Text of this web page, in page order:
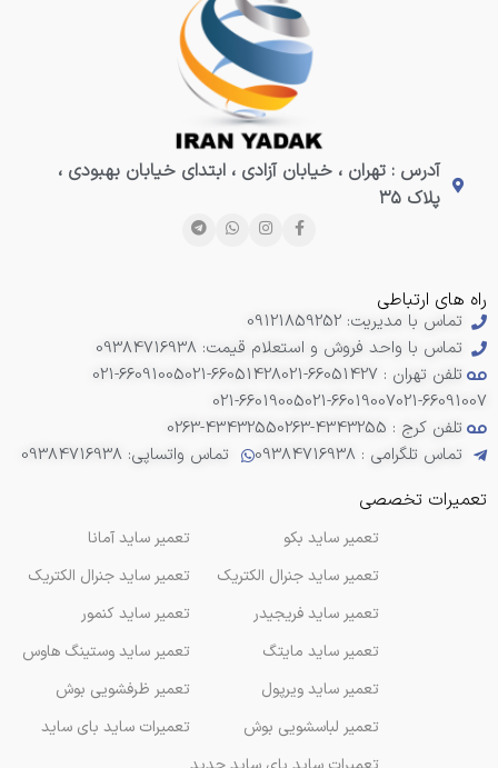
آدرس : تهران ، خیابان آزادی ، ابتدای خیابان بهبودی ،
پلاک ۳۵
راه های ارتباطی
تماس با مدیریت: 09121859252
تماس با واحد فروش و استعلام قیمت: 09384716938
تلفن تهران : 66051427-021
021-66051428
021-66091005
021-66091007
021-66019007
021-66019005
تلفن کرج : 4343255-0263
0263-4343255
تماس تلگرامی : 09384716938
تماس واتساپی: 09384716938
تعمیرات تخصصی
تعمیر ساید آمانا
تعمیر ساید جنرال الکتریک
تعمیر ساید کنمور
تعمیر ساید وستینگ هاوس
تعمیر ظرفشویی بوش
تعمیرات ساید بای ساید
تعمیر ساید بکو
تعمیر ساید جنرال الکتریک
تعمیر ساید فریجیدر
تعمیر ساید مایتگ
تعمیر ساید ویرپول
تعمیر لباسشویی بوش